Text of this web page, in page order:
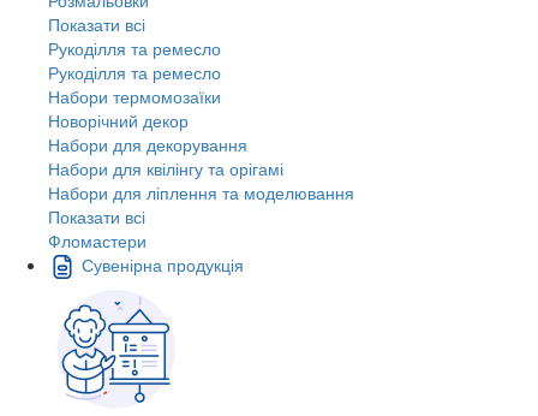
Показати всі
Рукоділля та ремесло
Рукоділля та ремесло
Набори термомозаїки
Новорічний декор
Набори для декорування
Набори для квілінгу та орігамі
Набори для ліплення та моделювання
Показати всі
Фломастери
Сувенірна продукція